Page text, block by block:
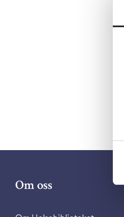
Om oss